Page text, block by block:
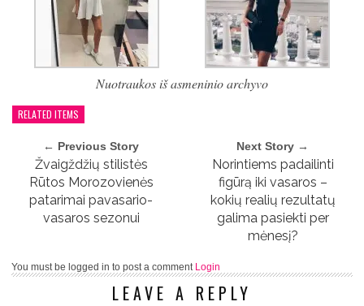
Nuotraukos iš asmeninio archyvo
RELATED ITEMS
← Previous Story
Žvaigždžių stilistės
Rūtos Morozovienės
patarimai pavasario-
vasaros sezonui
Next Story →
Norintiems padailinti
figūrą iki vasaros –
kokių realių rezultatų
galima pasiekti per
mėnesį?
You must be logged in to post a comment Login
LEAVE A REPLY